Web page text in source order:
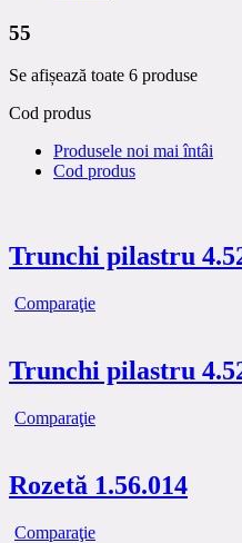
55
Se afișează toate 6 produse
Cod produs
Produsele noi mai întâi
Cod produs
Trunchi pilastru
Comparaţie
Trunchi pilastru
Comparaţie
Rozetă 1.56.014
Comparaţie